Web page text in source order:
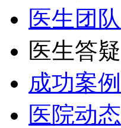
医生团队
医生答疑
成功案例
医院动态